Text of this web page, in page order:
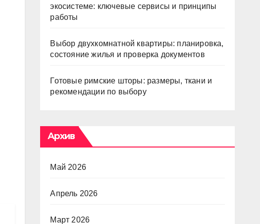
экосистеме: ключевые сервисы и принципы
работы
Выбор двухкомнатной квартиры: планировка,
состояние жилья и проверка документов
Готовые римские шторы: размеры, ткани и
рекомендации по выбору
Архив
Май 2026
Апрель 2026
Март 2026